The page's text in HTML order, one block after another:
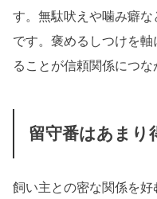
す。無駄吠えや噛み癖
です。褒めるしつけを
ることが信頼関係につな
留守番はあまり
飼い主との密な関係を